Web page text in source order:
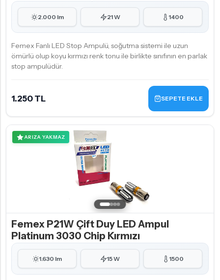
2.000 lm 21 W 1400
Femex Fanlı LED Stop Ampulü, soğutma sistemi ile uzun
ömürlü olup koyu kırmızı renk tonu ile birlikte sınıfının en parlak
stop ampulüdür.
1.250 TL SEPETE EKLE
ARIZA YAKMAZ
Femex P21W Çift Duy LED Ampul
Platinum 3030 Chip Kırmızı
1.630 lm 15 W 1500